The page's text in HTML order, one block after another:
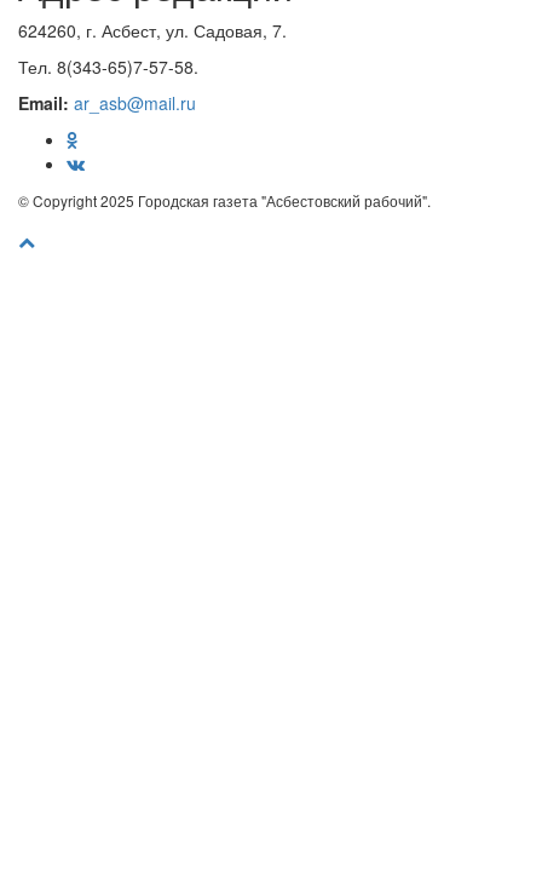
624260, г. Асбест, ул. Садовая, 7.
Тел. 8(343-65)7-57-58.
Email: ar_asb@mail.ru
© Copyright 2025 Городская газета "Асбестовский рабочий".